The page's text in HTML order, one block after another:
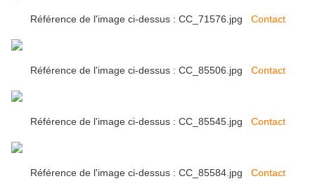
Référence de l'image ci-dessus : CC_71576.jpg Contact
Référence de l'image ci-dessus : CC_85506.jpg Contact
Référence de l'image ci-dessus : CC_85545.jpg Contact
Référence de l'image ci-dessus : CC_85584.jpg Contact